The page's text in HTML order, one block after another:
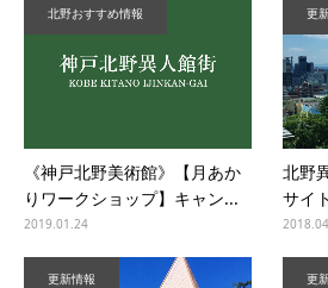
北野おすすめ情報
《神戸北野美術館》【月あか
りワークショップ】キャン...
2019.01.24
更
北野
サイ
更新情報 更